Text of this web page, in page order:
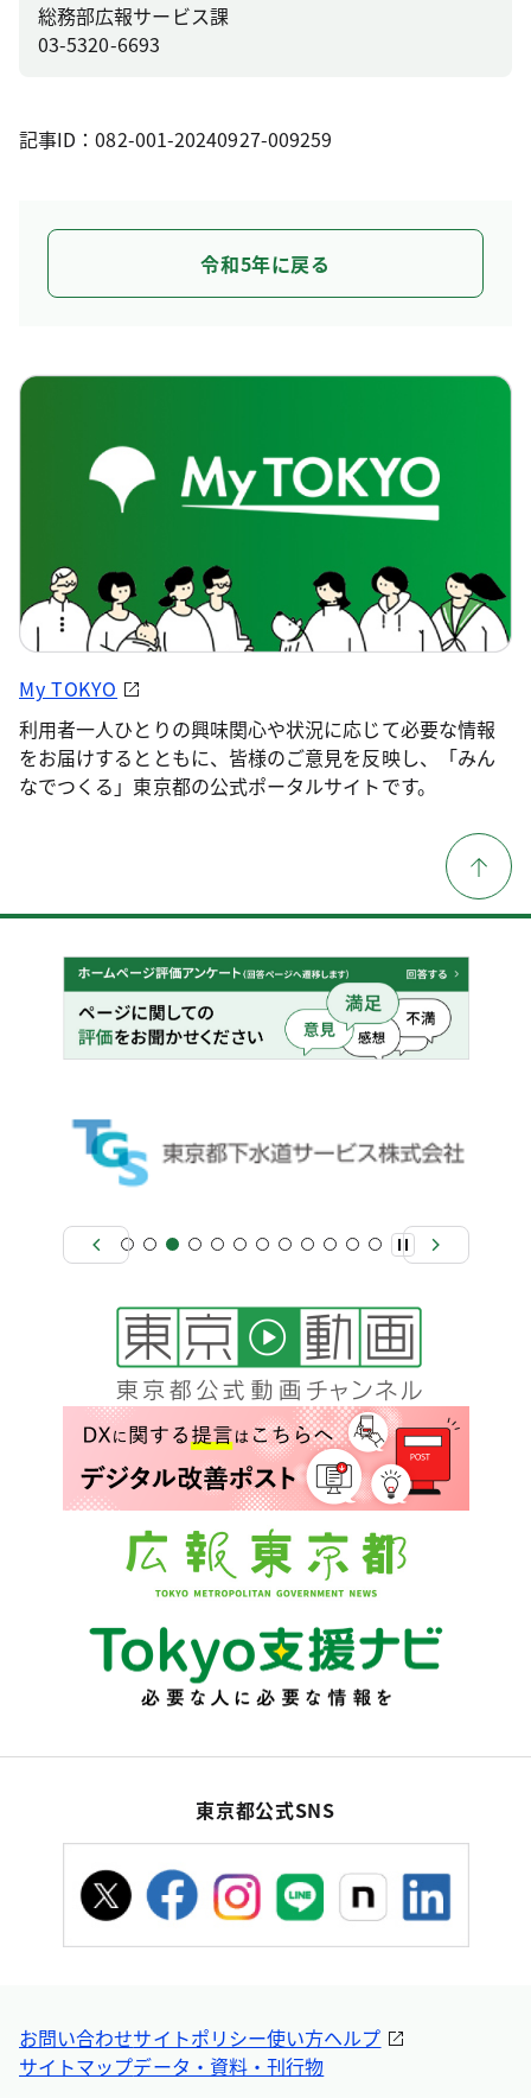
総務部広報サービス課
03-5320-6693
記事ID：082-001-20240927-009259
令和5年に戻る
My TOKYO
利用者一人ひとりの興味関心や状況に応じて必要な情報
をお届けするとともに、皆様のご意見を反映し、「みん
なでつくる」東京都の公式ポータルサイトです。
東京都公式SNS
お問い合わせサイトポリシー使い方ヘルプ
サイトマップデータ・資料・刊行物